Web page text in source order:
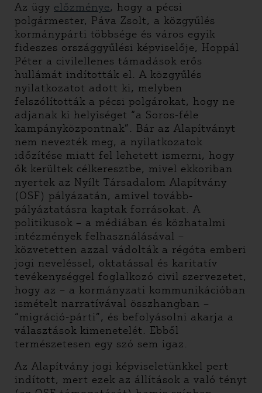
Az ügy előzménye, hogy a pécsi
polgármester, Páva Zsolt, a közgyűlés
kormánypárti többsége és város egyik
fideszes országgyűlési képviselője, Hoppál
Péter a civilellenes támadások erős
hullámát indították el. A közgyűlés
nyilatkozatot adott ki, melyben
felszólították a pécsi polgárokat, hogy ne
adjanak ki helyiséget “a Soros-féle
kampányközpontnak”. Bár az Alapítványt
nem nevezték meg, a nyilatkozatok
időzítése miatt fel lehetett ismerni, hogy
ők kerültek célkeresztbe, mivel ekkoriban
nyertek az Nyílt Társadalom Alapítvány
(OSF) pályázatán, amivel tovább-
pályáztatásra kaptak forrásokat. A
politikusok – a médiában és közhatalmi
intézmények felhasználásával –
közvetetten azzal vádolták a régóta emberi
jogi neveléssel, oktatással és karitatív
tevékenységgel foglalkozó civil szervezetet,
hogy az – a kormányzati kommunikációban
ismételt narratívával összhangban –
“migráció-párti”, és befolyásolni akarja a
választások kimenetelét. Ebből
természetesen egy szó sem igaz.
Az Alapítvány jogi képviseletünkkel pert
indított, mert ezek az állítások a való tényt